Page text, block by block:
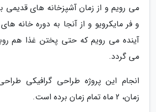
می رویم و از زمان آشپزخانه های قدیمی
و فر مایکرویو و از آنجا به دوره خانه
آینده می رویم که حتی پختن غذا هم
می گردد.
انجام این پروژه طراحی گرافیکی
زمان، 2 ماه تمام زمان برده است.